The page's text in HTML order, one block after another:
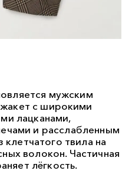
мужским
с широкими
лацканами,
и расслабленным
твила на
волокон. Частичная
лёгкость.